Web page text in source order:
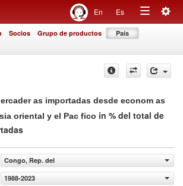
En Es
Toggle
Socios Grupo de productos País
as importadas desde econom as
oriental y el Pac fico in % del total de
Congo, Rep. del
1988-2023